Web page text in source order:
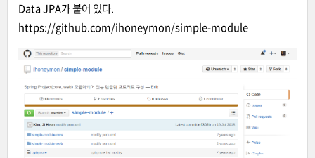
Data JPA가 붙어 있다.
https://github.com/ihoneymon/simple-module